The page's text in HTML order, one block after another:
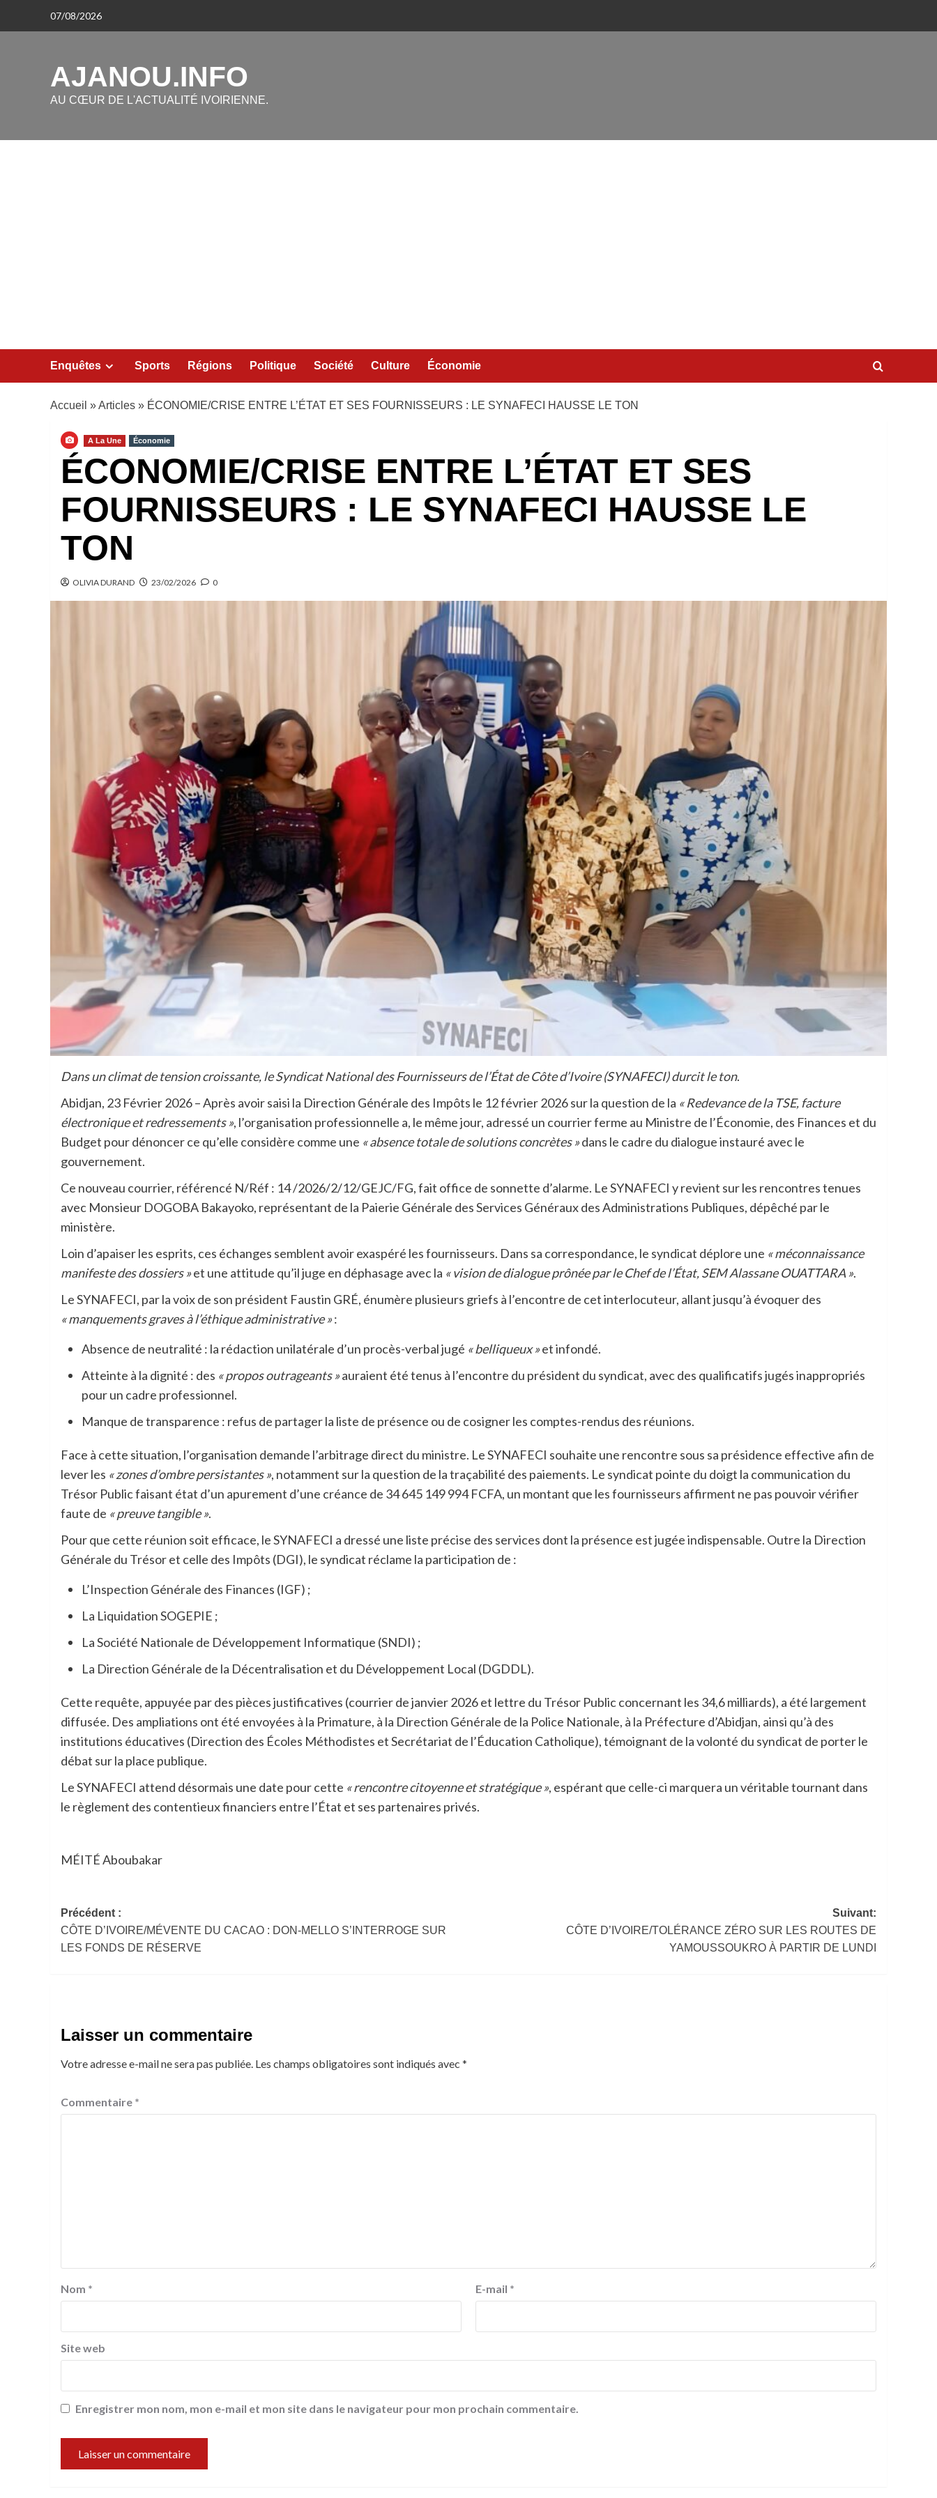
07/08/2026
AJANOU.INFO
AU CŒUR DE L'ACTUALITÉ IVOIRIENNE.
Enquêtes Sports Régions Politique Société Culture Économie
Accueil »Articles » ÉCONOMIE/CRISE ENTRE L’ÉTAT ET SES FOURNISSEURS : LE SYNAFECI HAUSSE LE TON
A La Une Économie
ÉCONOMIE/CRISE ENTRE L’ÉTAT ET SES
FOURNISSEURS : LE SYNAFECI HAUSSE LE
TON
OLIVIA DURAND 23/02/2026 0
Dans un climat de tension croissante, le Syndicat National des Fournisseurs de l’État de Côte d’Ivoire (SYNAFECI) durcit le ton.
Abidjan, 23 Février 2026 – Après avoir saisi la Direction Générale des Impôts le 12 février 2026 sur la question de la « Redevance de la TSE, facture
électronique et redressements », l’organisation professionnelle a, le même jour, adressé un courrier ferme au Ministre de l’Économie, des Finances et du
Budget pour dénoncer ce qu’elle considère comme une « absence totale de solutions concrètes »dans le cadre du dialogue instauré avec le
gouvernement.
Ce nouveau courrier, référencé N/Réf : 14 /2026/2/12/GEJC/FG, fait office de sonnette d’alarme. Le SYNAFECI y revient sur les rencontres tenues
avec Monsieur DOGOBA Bakayoko, représentant de la Paierie Générale des Services Généraux des Administrations Publiques, dépêché par le
ministère.
Loin d’apaiser les esprits, ces échanges semblent avoir exaspéré les fournisseurs. Dans sa correspondance, le syndicat déplore une « méconnaissance
manifeste des dossiers »et une attitude qu’il juge en déphasage avec la « vision de dialogue prônée par le Chef de l’État, SEM Alassane OUATTARA ».
Le SYNAFECI, par la voix de son président Faustin GRÉ, énumère plusieurs griefs à l’encontre de cet interlocuteur, allant jusqu’à évoquer des
« manquements graves à l’éthique administrative »:
Absence de neutralité : la rédaction unilatérale d’un procès-verbal jugé « belliqueux »et infondé.
Atteinte à la dignité : des « propos outrageants »auraient été tenus à l’encontre du président du syndicat, avec des qualificatifs jugés inappropriés
pour un cadre professionnel.
Manque de transparence : refus de partager la liste de présence ou de cosigner les comptes-rendus des réunions.
Face à cette situation, l’organisation demande l’arbitrage direct du ministre. Le SYNAFECI souhaite une rencontre sous sa présidence effective afin de
lever les « zones d’ombre persistantes », notamment sur la question de la traçabilité des paiements. Le syndicat pointe du doigt la communication du
Trésor Public faisant état d’un apurement d’une créance de 34 645 149 994 FCFA, un montant que les fournisseurs affirment ne pas pouvoir vérifier
faute de « preuve tangible ».
Pour que cette réunion soit efficace, le SYNAFECI a dressé une liste précise des services dont la présence est jugée indispensable. Outre la Direction
Générale du Trésor et celle des Impôts (DGI), le syndicat réclame la participation de :
L’Inspection Générale des Finances (IGF) ;
La Liquidation SOGEPIE ;
La Société Nationale de Développement Informatique (SNDI) ;
La Direction Générale de la Décentralisation et du Développement Local (DGDDL).
Cette requête, appuyée par des pièces justificatives (courrier de janvier 2026 et lettre du Trésor Public concernant les 34,6 milliards), a été largement
diffusée. Des ampliations ont été envoyées à la Primature, à la Direction Générale de la Police Nationale, à la Préfecture d’Abidjan, ainsi qu’à des
institutions éducatives (Direction des Écoles Méthodistes et Secrétariat de l’Éducation Catholique), témoignant de la volonté du syndicat de porter le
débat sur la place publique.
Le SYNAFECI attend désormais une date pour cette « rencontre citoyenne et stratégique », espérant que celle-ci marquera un véritable tournant dans
le règlement des contentieux financiers entre l’État et ses partenaires privés.
MÉITÉ Aboubakar
Navigation
d’article
Précédent :
CÔTE D’IVOIRE/MÉVENTE DU CACAO : DON-MELLO S’INTERROGE SUR
LES FONDS DE RÉSERVE
Suivant:
CÔTE D’IVOIRE/TOLÉRANCE ZÉRO SUR LES ROUTES DE
YAMOUSSOUKRO À PARTIR DE LUNDI
Laisser un commentaire
Votre adresse e-mail ne sera pas publiée. Les champs obligatoires sont indiqués avec *
Commentaire *
Nom * E-mail *
Site web
Enregistrer mon nom, mon e-mail et mon site dans le navigateur pour mon prochain commentaire.